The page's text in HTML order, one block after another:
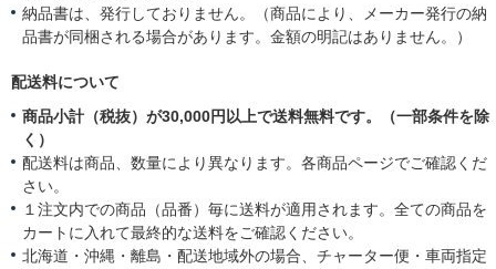
納品書は、発行しておりません。（商品により、メーカー発行の納
品書が同梱される場合があります。金額の明記はありません。）
配送料について
商品小計（税抜）が30,000円以上で送料無料です。（一部条件を除
く）
配送料は商品、数量により異なります。各商品ページでご確認くだ
さい。
１注文内での商品（品番）毎に送料が適用されます。全ての商品を
カートに入れて最終的な送料をご確認ください。
北海道・沖縄・離島・配送地域外の場合、チャーター便・車両指定